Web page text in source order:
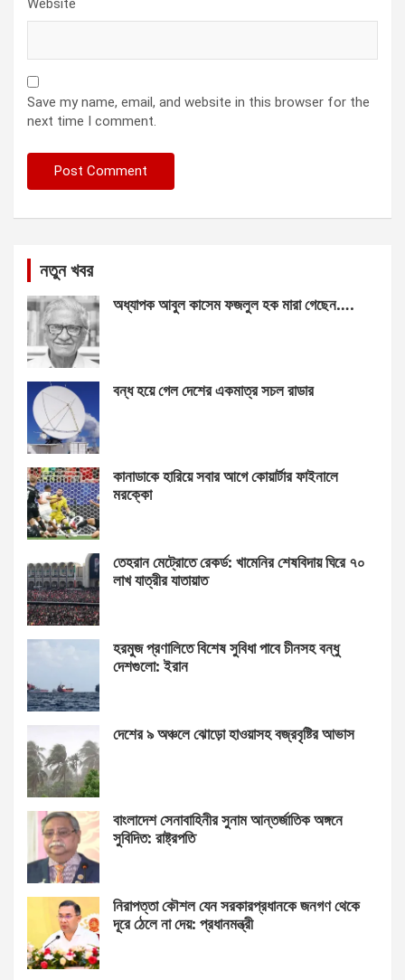
Website
Save my name, email, and website in this browser for the
next time I comment.
নতুন খবর
অধ্যাপক আবুল কাসেম ফজলুল হক মারা গেছেন….
বন্ধ হয়ে গেল দেশের একমাত্র সচল রাডার
কানাডাকে হারিয়ে সবার আগে কোয়ার্টার ফাইনালে
মরক্কো
তেহরান মেট্রোতে রেকর্ড: খামেনির শেষবিদায় ঘিরে ৭০
লাখ যাত্রীর যাতায়াত
হরমুজ প্রণালিতে বিশেষ সুবিধা পাবে চীনসহ বন্ধু
দেশগুলো: ইরান
দেশের ৯ অঞ্চলে ঝোড়ো হাওয়াসহ বজ্রবৃষ্টির আভাস
বাংলাদেশ সেনাবাহিনীর সুনাম আন্তর্জাতিক অঙ্গনে
সুবিদিত: রাষ্ট্রপতি
নিরাপত্তা কৌশল যেন সরকারপ্রধানকে জনগণ থেকে
দূরে ঠেলে না দেয়: প্রধানমন্ত্রী